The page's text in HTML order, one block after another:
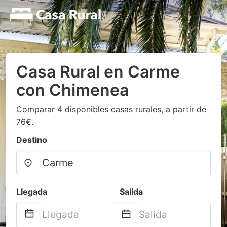
Casa Rural en Carme
con Chimenea
Comparar 4 disponibles casas rurales, a partir de
76€.
Destino
Llegada Salida